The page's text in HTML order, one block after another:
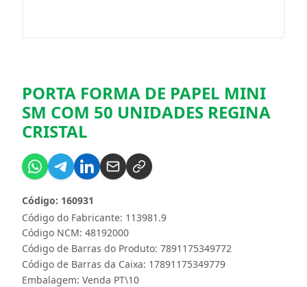
PORTA FORMA DE PAPEL MINI
SM COM 50 UNIDADES REGINA
CRISTAL
Código do Fabricante: 113981.9
Código: 160931
Código NCM: 48192000
Código de Barras do Produto: 7891175349772
Código de Barras da Caixa: 17891175349779
Embalagem: Venda PT\10